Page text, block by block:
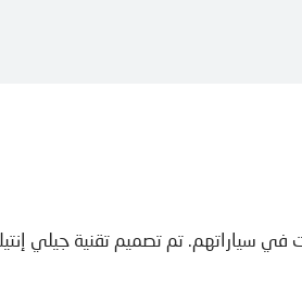
سياراتهم. تم تصميم تقنية جيلي